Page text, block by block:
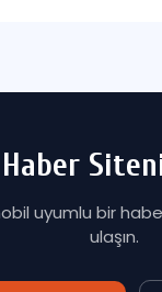
uyumlu bir
ulaşın.